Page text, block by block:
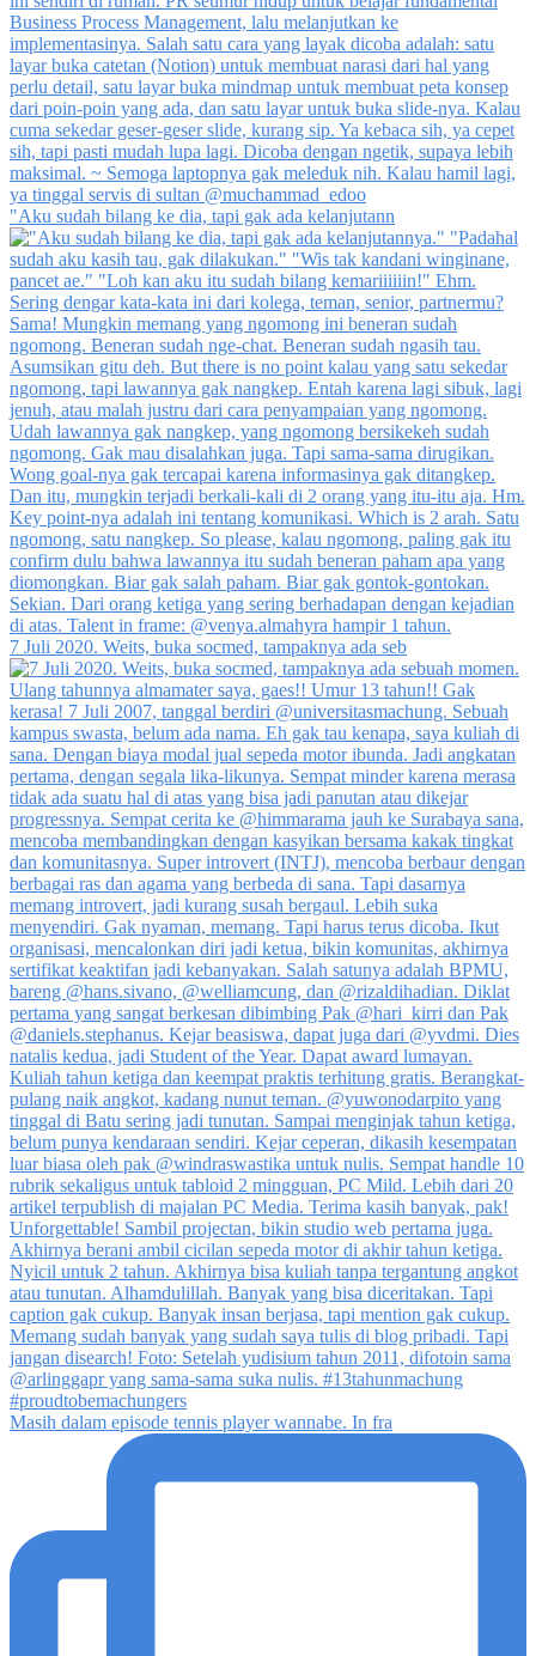
"Aku sudah bilang ke dia, tapi gak ada kelanjutann
7 Juli 2020. Weits, buka socmed, tampaknya ada seb
Masih dalam episode tennis player wannabe. In fra